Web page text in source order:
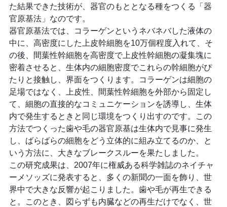
た結果できた技術が、器官のもととなる種をつくる「器
官原基法」なのです。
器官原基法では、コラーゲンというネバネバした液体の
中に、高密度にした上皮幹細胞を10万個程度入れて、そ
の後、間葉性幹細胞を高密度で上皮性幹細胞の凝集塊に
密着させると、生体内の細胞密度でこれらの幹細胞がぴ
たりと接触し、界面をつくります。コラーゲンは細胞の
足場ではなく、上皮性、間葉性幹細胞を外部から固定し
て、細胞の直接的なコミュニケーションを誘導し、生体
内で発生するときと同じ環境をつくり出すのです。この
方法でつくった歯や毛の器官原基は生体内で見事に発生
し、ばらばらの細胞をどう立体的に組み立てるのか、と
いう方法に、大きなブレークスルーを果たしました。
この研究成果は、2007年に権威ある科学雑誌のネイチャ
ーメソッズに発表すると、多くの新聞の一面を飾り、世
界中で大きな反響が起こりました。歯や毛が再生できる
と。このとき、図らずも内臓などの再生だけでなく、世